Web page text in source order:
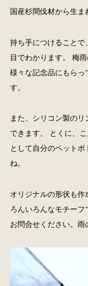
国産杉間伐材から生ま
持ち手につけることで
目でわかります。 梅
様々な記念品にもら
す。
また、シリコン製の
できます。 とくに、
として自分のペット
ね。
オリジナルの形状も
ろんいろんなモチー
お問合せください。雨